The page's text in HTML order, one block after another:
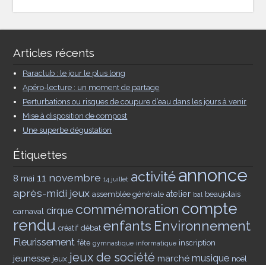
Articles récents
Paraclub : le jour le plus long
Apéro-lecture : un moment de partage
Perturbations ou risques de coupure d’eau dans les jours à venir
Mise à disposition de compost
Une superbe dégustation
Étiquettes
8 mai 11 novembre 14 juillet activitéannonce
après-midi jeux assemblée générale atelier bal beaujolais
carnaval cirque commémoration compte
rendu créatif débat enfants Environnement
Fleurissement fête gymnastique informatique inscription
jeunesse jeux jeux de société marché musique noël